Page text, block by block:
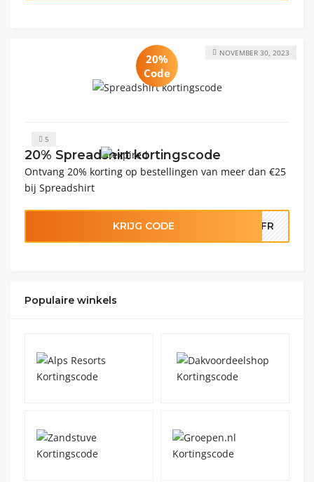
20%
Code
5
20% Spreadshirt kortingscode
Ontvang 20% korting op bestellingen van meer dan €25
bij Spreadshirt
NOVEMBER 30, 2023
KRIJG CODE 20FR
Populaire winkels